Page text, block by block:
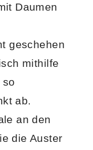
Daumen
geschehen
mithilfe
so
ab.
an den
die Auster